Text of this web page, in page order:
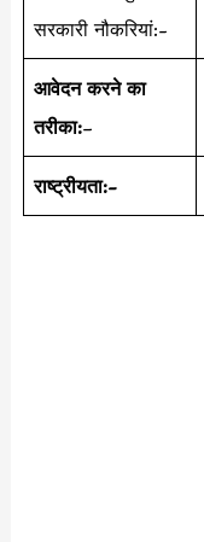
सरकारी नौकरियां:-
आवेदन करने का
तरीका:–
राष्ट्रीयता:-